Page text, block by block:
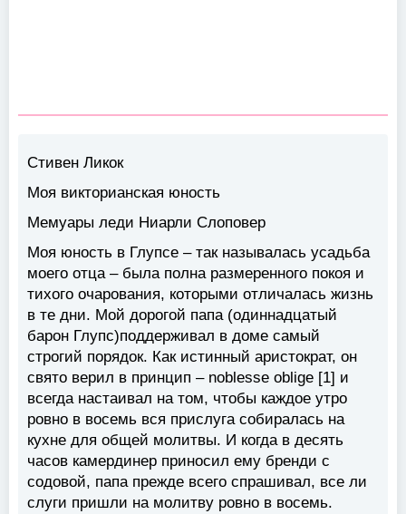
Стивен Ликок
Моя викторианская юность
Мемуары леди Ниарли Слоповер
Моя юность в Глупсе – так называлась усадьба
моего отца – была полна размеренного покоя и
тихого очарования, которыми отличалась жизнь
в те дни. Мой дорогой папа (одиннадцатый
барон Глупс)поддерживал в доме самый
строгий порядок. Как истинный аристократ, он
свято верил в принцип – noblesse oblige [1] и
всегда настаивал на том, чтобы каждое утро
ровно в восемь вся прислуга собиралась на
кухне для общей молитвы. И когда в десять
часов камердинер приносил ему бренди с
содовой, папа прежде всего спрашивал, все ли
слуги пришли на молитву ровно в восемь.